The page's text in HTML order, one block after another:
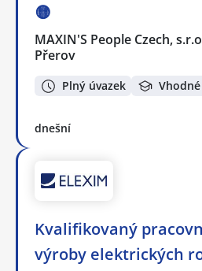
🟡
MAXIN'S People Czech,
Přerov
Plný úvazek
dnešní
Kvalifikovaný
výroby elektrických